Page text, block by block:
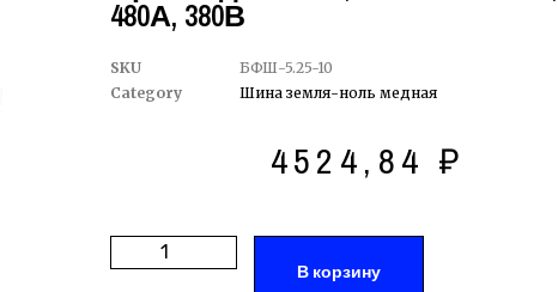
480А, 380В
SKU
БФШ-5.25-10
Category
Шина земля-ноль медная
4524,84 ₽
В корзину